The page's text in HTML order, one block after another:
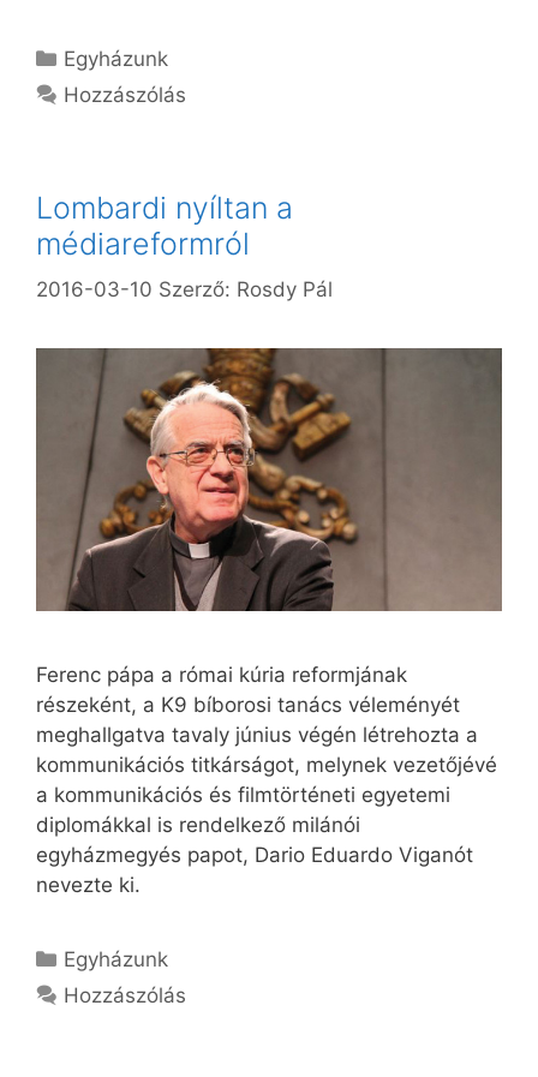
Kategória
Egyházunk
Hozzászólás
Lombardi nyíltan a
médiareformról
2016-03-10 Szerző: Rosdy Pál
Ferenc pápa a római kúria reformjának
részeként, a K9 bíborosi tanács véleményét
meghallgatva tavaly június végén létrehozta a
kommunikációs titkárságot, melynek vezetőjévé
a kommunikációs és filmtörténeti egyetemi
diplomákkal is rendelkező milánói
egyházmegyés papot, Dario Eduardo Viganót
nevezte ki.
Kategória
Egyházunk
Hozzászólás